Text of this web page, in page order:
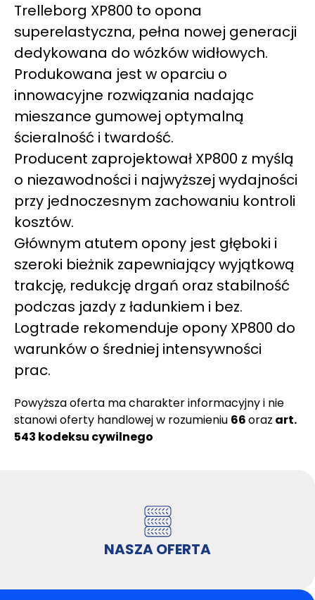
NASZA OFERTA
Trelleborg XP800 to opona
superelastyczna, pełna nowej generacji
dedykowana do wózków widłowych.
Produkowana jest w oparciu o
innowacyjne rozwiązania nadając
mieszance gumowej optymalną
ścieralność i twardość.
Producent zaprojektował XP800 z myślą
o niezawodności i najwyższej wydajności
przy jednoczesnym zachowaniu kontroli
kosztów.
Głównym atutem opony jest głęboki i
szeroki bieżnik zapewniający wyjątkową
trakcję, redukcję drgań oraz stabilność
podczas jazdy z ładunkiem i bez.
Logtrade rekomenduje opony XP800 do
warunków o średniej intensywności
prac.
Powyższa oferta ma charakter informacyjny i nie
stanowi oferty handlowej w rozumieniu 66oraz art.
543 kodeksu cywilnego